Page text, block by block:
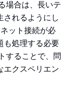
場合は、長いテ
されるようにし
ット接続が必
も処理する必要
することで、問
エクスペリエン